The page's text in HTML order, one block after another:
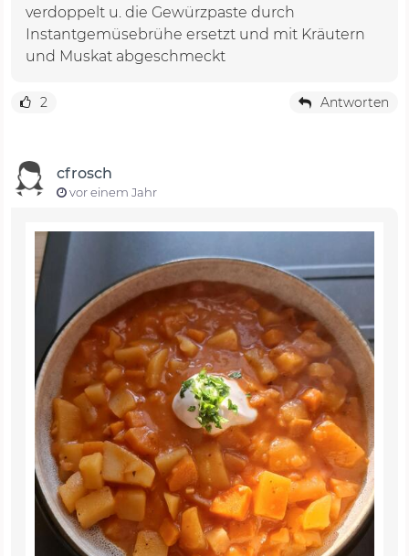
verdoppelt u. die Gewürzpaste durch
Instantgemüsebrühe ersetzt und mit Kräutern
und Muskat abgeschmeckt
2 Antworten
cfrosch
vor einem Jahr